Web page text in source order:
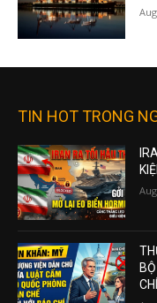
TIN HOT TRONG
CHÍ